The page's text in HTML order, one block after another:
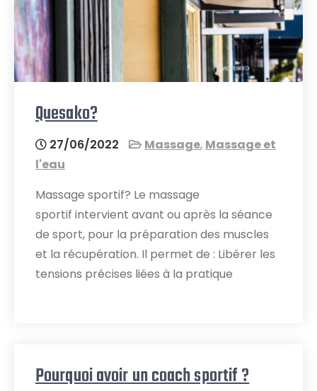
Quesako?
27/06/2022 Massage, Massage et
l'eau
Massage sportif? Le massage
sportif intervient avant ou après la séance
de sport, pour la préparation des muscles
et la récupération. Il permet de : Libérer les
tensions précises liées à la pratique
Pourquoi avoir un coach sportif ?